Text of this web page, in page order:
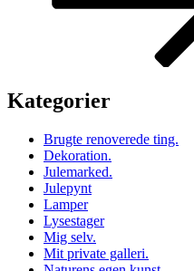
Kategorier
Brugte renoverede ting.
Dekoration.
Julemarked.
Julepynt
Lamper
Lysestager
Mig selv.
Mit private galleri.